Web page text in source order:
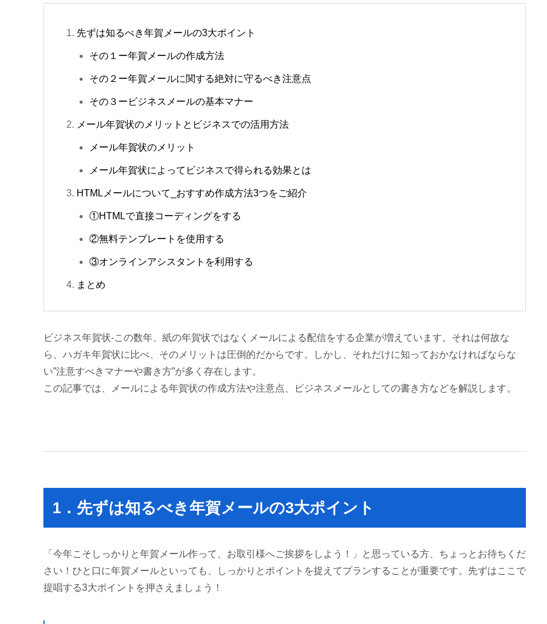
先ずは知るべき年賀メールの3大ポイント
その１ー年賀メールの作成方法
その２ー年賀メールに関する絶対に守るべき注意点
その３ービジネスメールの基本マナー
メール年賀状のメリットとビジネスでの活用方法
メール年賀状のメリット
メール年賀状によってビジネスで得られる効果とは
HTMLメールについて_おすすめ作成方法3つをご紹介
①HTMLで直接コーディングをする
②無料テンプレートを使用する
③オンラインアシスタントを利用する
まとめ
ビジネス年賀状-この数年、紙の年賀状ではなくメールによる配信をする企業が増えています。それは何故な
ら、ハガキ年賀状に比べ、そのメリットは圧倒的だからです。しかし、それだけに知っておかなければならな
い”注意すべきマナーや書き方”が多く存在します。
この記事では、メールによる年賀状の作成方法や注意点、ビジネスメールとしての書き方などを解説します。
1．先ずは知るべき年賀メールの3大ポイント
「今年こそしっかりと年賀メール作って、お取引様へご挨拶をしよう！」と思っている方、ちょっとお待ちくだ
さい！ひと口に年賀メールといっても、しっかりとポイントを捉えてプランすることが重要です。先ずはここで
提唱する3大ポイントを押さえましょう！